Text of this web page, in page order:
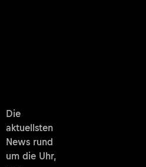
Die
aktuellsten
News rund
um die Uhr,